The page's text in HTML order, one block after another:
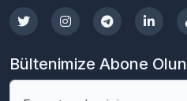
Bültenimize Abone Olun